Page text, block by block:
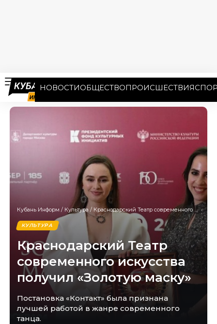
НОВОСТИОБЩЕСТВОПРОИСШЕСТВИЯ
Кубань Информ / Культура / Краснодарский Театр современного искусства получил «Золотую маску»
КУЛЬТУРА
Краснодарский Театр
современного искусства
получил «Золотую маску»
Постановка «Контакт» была признана
лучшей работой в жанре современного
танца.